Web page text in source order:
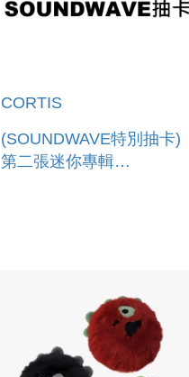
CORTIS
(SOUNDWAVE特別抽卡)
第二張迷你專輯